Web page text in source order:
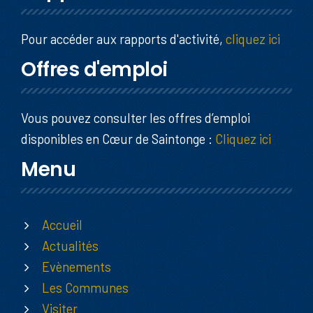
Pour accéder aux rapports d'activité, cliquez ici
Offres d'emploi
Vous pouvez consulter les offres d’emploi
disponibles en Cœur de Saintonge : Cliquez ici
Menu
Accueil
Actualités
Evènements
Les Communes
Visiter